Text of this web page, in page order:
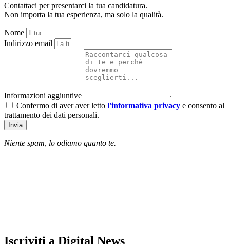
Contattaci per presentarci la tua candidatura.
Non importa la tua esperienza, ma solo la qualità.
Nome
Indirizzo email
Informazioni aggiuntive
Confermo di aver aver letto l'informativa privacy e consento al
trattamento dei dati personali.
Invia
Niente spam, lo odiamo quanto te.
Iscriviti a Digital News